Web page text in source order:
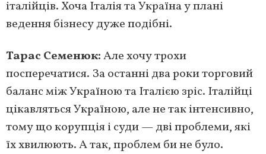
італійців. Хоча Італія та Україна у плані
ведення бізнесу дуже подібні.
Тарас Семенюк:Але хочу трохи
посперечатися. За останні два роки торговий
баланс між Україною та Італією зріс. Італійці
цікавляться Україною, але не так інтенсивно,
тому що корупція і суди — дві проблеми, які
їх хвилюють. А так, проблем би не було.